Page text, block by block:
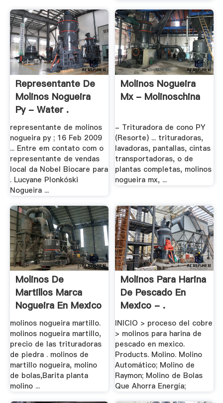
Representante De
Molinos Nogueira
Py - Water .
representante de molinos
nogueira py ; 16 Feb 2009
... Entre em contato com o
representante de vendas
local da Nobel Biocare para
. Lucyane Plonkóski
Nogueira ...
Molinos Nogueira
Mx - Molinoschina
- Trituradora de cono PY
(Resorte) ... trituradoras,
lavadoras, pantallas, cintas
transportadoras, o de
plantas completas, molinos
nogueira mx, ...
Molinos De
Martillos Marca
Nogueira En Mexico
- .
molinos nogueira martillo.
molinos nogueira martillo,
precio de las trituradoras
de piedra . molinos de
martillo nogueira, molino
de bolas,Barita planta
molino ...
Molinos Para Harina
De Pescado En
Mexico - .
INICIO > proceso del cobre
> molinos para harina de
pescado en mexico.
Products. Molino. Molino
Automático; Molino de
Raymon; Molino de Bolas
Que Ahorra Energía;